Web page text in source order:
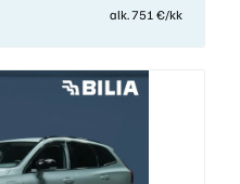
alk. 751 €/kk